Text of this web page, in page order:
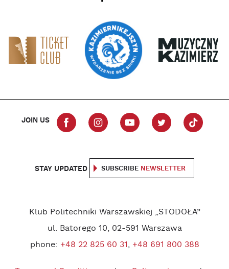
JOIN US
STAY UPDATED SUBSCRIBE NEWSLETTER
Klub Politechniki Warszawskiej „STODOŁA”
ul. Batorego 10, 02-591 Warszawa
phone: +48 22 825 60 31, +48 691 800 388